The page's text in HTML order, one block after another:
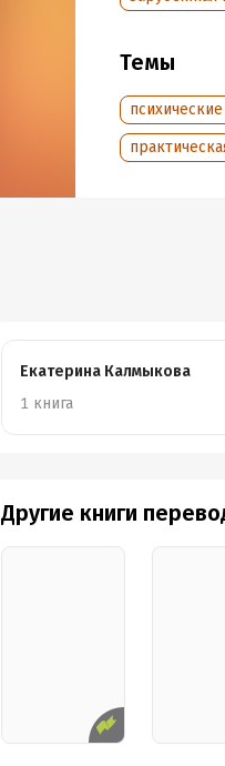
Дата
Объем:
Темы
Екатерина Калмыкова
1 книга
Другие книги